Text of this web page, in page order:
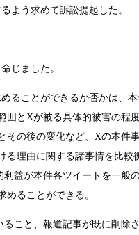
よう求めて訴訟提起した。
じました。
ことができるか否かは、本
囲とXが被る具体的被害の程
その後の変化など、Xの本件
る理由に関する諸事情を比較
益が本件各ツイートを一般
ることができる。
こと、報道記事が既に削除